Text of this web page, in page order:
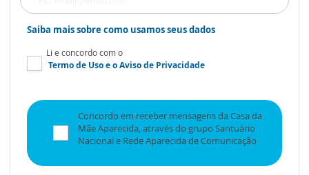
Saiba mais sobre como usamos seus dados
Li e concordo com o
Termo de Usoe oAviso de Privacidade
Concordo em receber mensagens da Casa da
Mãe Aparecida, através do grupo Santuário
Nacional e Rede Aparecida de Comunicação